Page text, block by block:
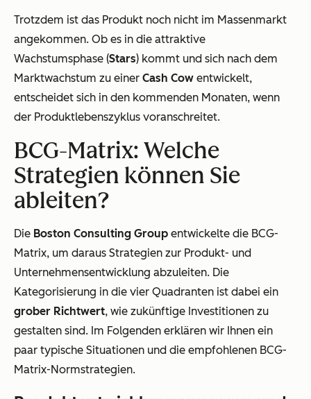
Trotzdem ist das Produkt noch nicht im Massenmarkt
angekommen. Ob es in die attraktive
Wachstumsphase (Stars) kommt und sich nach dem
Marktwachstum zu einer Cash Cow entwickelt,
entscheidet sich in den kommenden Monaten, wenn
der Produktlebenszyklus voranschreitet.
BCG-Matrix: Welche
Strategien können Sie
ableiten?
Die Boston Consulting Group entwickelte die BCG-
Matrix, um daraus Strategien zur Produkt- und
Unternehmensentwicklung abzuleiten. Die
Kategorisierung in die vier Quadranten ist dabei ein
grober Richtwert, wie zukünftige Investitionen zu
gestalten sind. Im Folgenden erklären wir Ihnen ein
paar typische Situationen und die empfohlenen BCG-
Matrix-Normstrategien.